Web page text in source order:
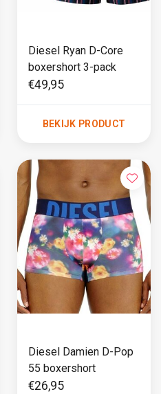
Diesel Ryan D-Core
boxershort 3-pack
€49,95
BEKIJK PRODUCT
Diesel Damien D-Pop
55 boxershort
€26,95